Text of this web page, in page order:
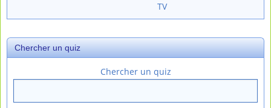
TV
Chercher un quiz
Chercher un quiz